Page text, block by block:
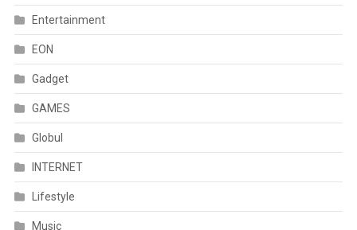
Entertainment
EON
Gadget
GAMES
Globul
INTERNET
Lifestyle
Music